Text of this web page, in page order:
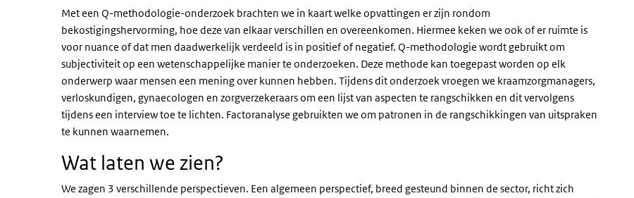
Met een Q-methodologie-onderzoek brachten we in kaart welke opvattingen er zijn rondom
bekostigingshervorming, hoe deze van elkaar verschillen en overeenkomen. Hiermee keken we ook of er ruimte is
voor nuance of dat men daadwerkelijk verdeeld is in positief of negatief. Q-methodologie wordt gebruikt om
subjectiviteit op een wetenschappelijke manier te onderzoeken. Deze methode kan toegepast worden op elk
onderwerp waar mensen een mening over kunnen hebben. Tijdens dit onderzoek vroegen we kraamzorgmanagers,
verloskundigen, gynaecologen en zorgverzekeraars om een lijst van aspecten te rangschikken en dit vervolgens
tijdens een interview toe te lichten. Factoranalyse gebruikten we om patronen in de rangschikkingen van uitspraken
te kunnen waarnemen.
Wat laten we zien?
We zagen 3 verschillende perspectieven. Een algemeen perspectief, breed gesteund binnen de sector, richt zich